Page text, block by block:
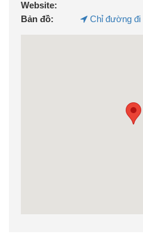
Website:
Bản đồ:
Chỉ đường đi